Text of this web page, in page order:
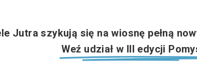
Jutra szykują się na wiosnę pełną
Weź udział w III edycji